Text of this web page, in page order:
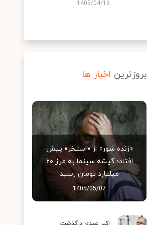
1405/04/19
بروزترین اخبار ها
«زنده شور» از «استخر» پیش
افتاد؛ گیشه سینما به مرز ۶۰
میلیارد تومان رسید
1405/05/07